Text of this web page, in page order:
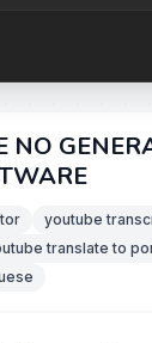
NO
youtube
translate to